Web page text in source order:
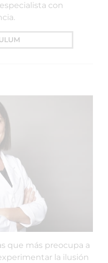
con
que más preocupa a
la ilusión